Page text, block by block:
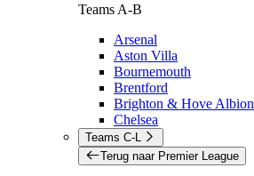
Teams A-B
Arsenal
Aston Villa
Bournemouth
Brentford
Brighton & Hove Albion
Chelsea
Teams C-L
Terug naar Premier League